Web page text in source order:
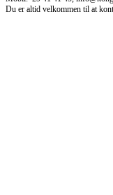
Du er altid velkommen til at